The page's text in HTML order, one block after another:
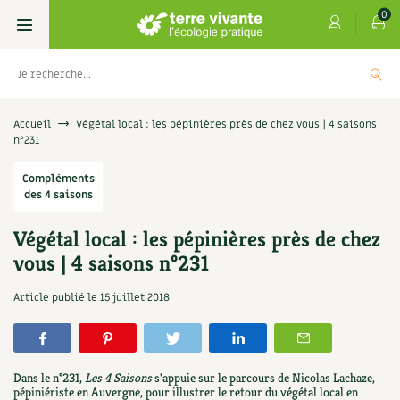
0
Livres
Techniques de jardinage
Verger, arbres
Petit élevage
Aménagement jardin
Se réabonner
Offrir un abonnement
Les numéros
4 saisons
Graines, semences
Potagères
Aromatiques
Florales
Cartes cadeau
Centre Terre vivante
Découvrir le Centre
Visiter en famille, entre amis
Infos & conseils
Jardin bio
Parole libre
Accueil
Végétal local : les pépinières près de chez vous | 4 saisons
n°231
Compléments
des 4 saisons
Végétal local : les pépinières près de chez
vous | 4 saisons n°231
Article publié le 15 juillet 2018
Dans le n°231,Les 4 Saisonss'appuie sur le parcours de Nicolas Lachaze,
pépiniériste en Auvergne, pour illustrer le retour du végétal local en
Les antisèches de Terre vivante : Les
9,90€